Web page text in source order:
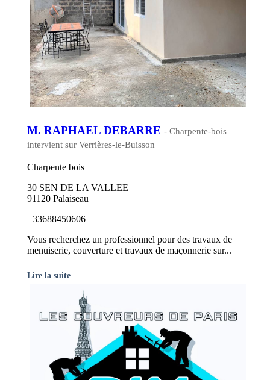
M. RAPHAEL DEBARRE - Charpente-bois
intervient sur Verrières-le-Buisson
Charpente bois
30 SEN DE LA VALLEE
91120 Palaiseau
+33688450606
Vous recherchez un professionnel pour des travaux de
menuiserie, couverture et travaux de maçonnerie sur...
Lire la suite